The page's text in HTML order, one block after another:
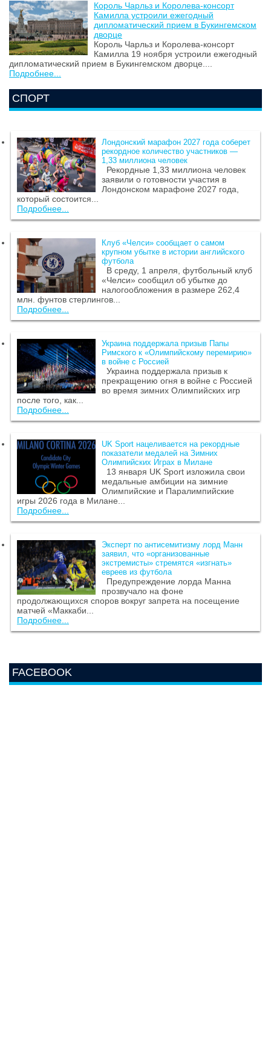
Король Чарльз и Королева-консорт
Камилла устроили ежегодный
дипломатический прием в Букингемском
дворце
Король Чарльз и Королева-консорт
Камилла 19 ноября устроили ежегодный
дипломатический прием в Букингемском дворце....
Подробнее...
СПОРТ
Лондонский марафон 2027 года соберет
рекордное количество участников —
1,33 миллиона человек
Рекордные 1,33 миллиона человек
заявили о готовности участия в
Лондонском марафоне 2027 года,
который состоится...
Подробнее...
Клуб «Челси» сообщает о самом
крупном убытке в истории английского
футбола
В среду, 1 апреля, футбольный клуб
«Челси» сообщил об убытке до
налогообложения в размере 262,4
млн. фунтов стерлингов...
Подробнее...
Украина поддержала призыв Папы
Римского к «Олимпийскому перемирию»
в войне с Россией
Украина поддержала призыв к
прекращению огня в войне с Россией
во время зимних Олимпийских игр
после того, как...
Подробнее...
UK Sport нацеливается на рекордные
показатели медалей на Зимних
Олимпийских Играх в Милане
13 января UK Sport изложила свои
медальные амбиции на зимние
Олимпийские и Паралимпийские
игры 2026 года в Милане...
Подробнее...
Эксперт по антисемитизму лорд Манн
заявил, что «организованные
экстремисты» стремятся «изгнать»
евреев из футбола
Предупреждение лорда Манна
прозвучало на фоне
продолжающихся споров вокруг запрета на посещение
матчей «Маккаби...
Подробнее...
FACEBOOK